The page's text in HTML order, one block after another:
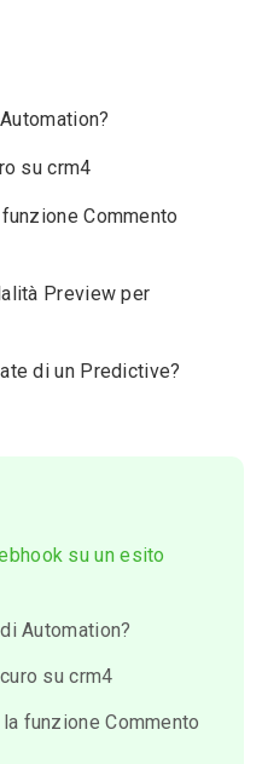
su crm4
Commento
Preview per
di un Predictive?
su un esito
Automation?
su crm4
funzione Commento